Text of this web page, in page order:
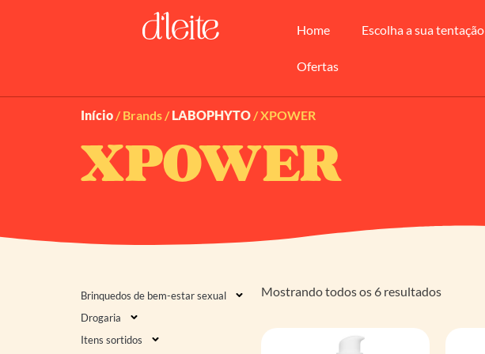
Home Escolha a sua tentação
Ofertas
Início / Brands /LABOPHYTO / XPOWER
XPOWER
Brinquedos de bem-estar sexual
Drogaria
Itens sortidos
Mostrando todos os 6 resultados